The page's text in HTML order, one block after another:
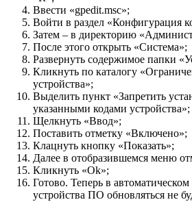
Ввести «gpedit.msc»;
Войти в раздел «Конфигурация
Затем – в директорию
После этого открыть «Система»;
Развернуть содержимое папки
Кликнуть по каталогу
устройства»;
Выделить пункт «Запретить
указанными кодами устройства»;
Щелкнуть «Ввод»;
Поставить отметку «Включено»;
Клацнуть кнопку «Показать»;
Далее в отобразившемся меню
Кликнуть «Ok»;
Готово. Теперь в
устройства ПО обновляться не